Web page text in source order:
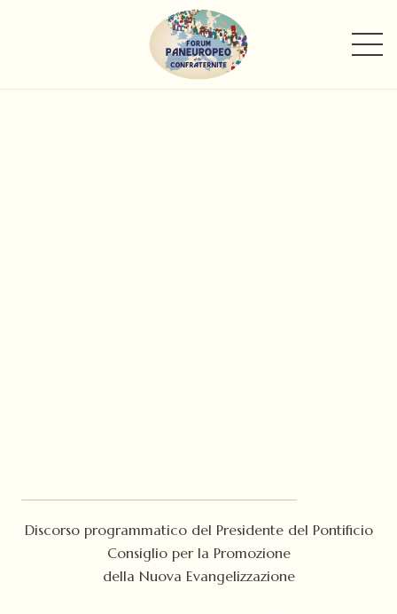
Discorso programmatico del Presidente del Pontificio
Consiglio per la Promozione
della Nuova Evangelizzazione